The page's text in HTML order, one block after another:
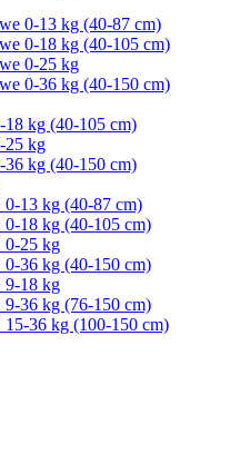
0-13 kg (40-87 cm)
0-18 kg (40-105 cm)
0-25 kg
0-36 kg (40-150 cm)
18 kg (40-105 cm)
25 kg
36 kg (40-150 cm)
13 kg (40-87 cm)
18 kg (40-105 cm)
25 kg
36 kg (40-150 cm)
18 kg
36 kg (76-150 cm)
36 kg (100-150 cm)